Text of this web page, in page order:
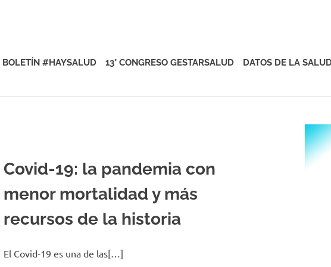
BOLETÍN #HAYSALUD 13° CONGRESO GESTARSALUD DATOS DE LA
Covid-19: la pandemia con
menor mortalidad y más
recursos de la historia
El Covid-19 es una de las[…]